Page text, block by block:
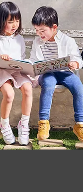
Play
プの固
機能
最大4cm広げ